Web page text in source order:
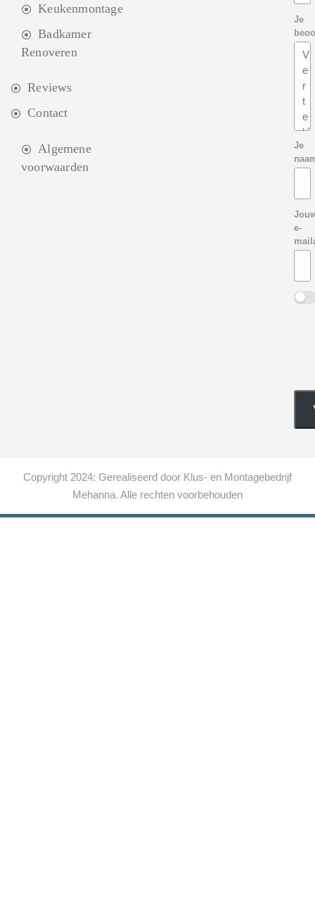
Keukenmontage
Badkamer
Renoveren
Reviews
Contact
Algemene
voorwaarden
Je
Je
e-
Copyright 2024: Gerealiseerd door Klus- en Montagebedrijf
Mehanna. Alle rechten voorbehouden